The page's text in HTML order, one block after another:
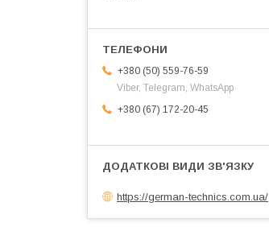
+380 (50) 559-76-59
Viber, Telegram, WhatsApp
+380 (67) 172-20-45
https://german-technics.com.ua/